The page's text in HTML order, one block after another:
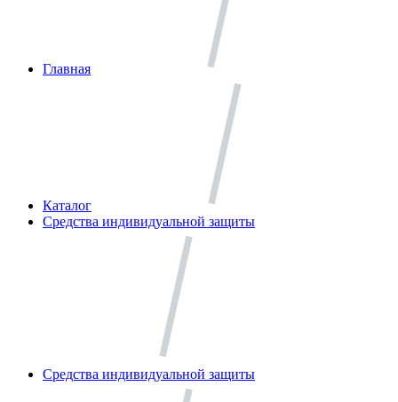
Главная
Каталог
Средства индивидуальной защиты
Средства индивидуальной защиты